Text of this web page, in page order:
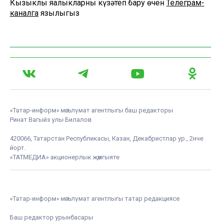
Кызыклы яңалыкларны күзәтеп бару өчен Телеграм-
каналга язылыгыз
«Татар-информ» мәгълүмат агентлыгы баш редакторы
Ринат Вагыйз улы Билалов
420066, Татарстан Республикасы, Казан, Декабристлар ур., 2нче
йорт.
«ТАТМЕДИА» акционерлык җәмгыяте
«Татар-информ» мәгълүмат агентлыгы татар редакциясе
Баш редактор урынбасары